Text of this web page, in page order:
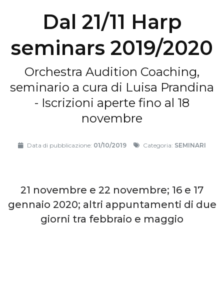
Dal 21/11 Harp
seminars 2019/2020
Orchestra Audition Coaching,
seminario a cura di Luisa Prandina
- Iscrizioni aperte fino al 18
novembre
Data di pubblicazione: 01/10/2019 Categoria: SEMINARI
21 novembre e 22 novembre; 16 e 17
gennaio 2020; altri appuntamenti di due
giorni tra febbraio e maggio